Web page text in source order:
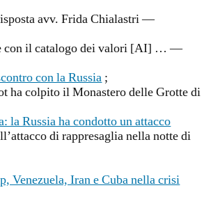
avv. Frida Chialastri —
con il catalogo dei valori [AI] … —
con la Russia ;
ha colpito il Monastero delle Grotte di
la Russia ha condotto un attacco
di rappresaglia nella notte di
Venezuela, Iran e Cuba nella crisi